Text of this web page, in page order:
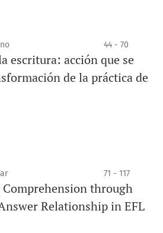
44 - 70
escritura: acción que se
de la práctica de
71 - 117
through
Relationship in EFL